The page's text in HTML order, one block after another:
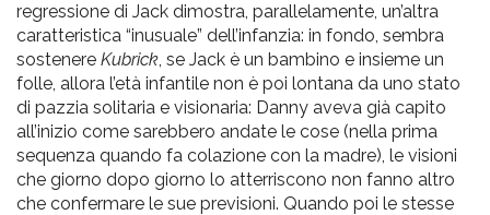
regressione di Jack dimostra, parallelamente, un’altra
caratteristica “inusuale” dell’infanzia: in fondo, sembra
sostenere Kubrick, se Jack è un bambino e insieme un
folle, allora l’età infantile non è poi lontana da uno stato
di pazzia solitaria e visionaria: Danny aveva già capito
all’inizio come sarebbero andate le cose (nella prima
sequenza quando fa colazione con la madre), le visioni
che giorno dopo giorno lo atterriscono non fanno altro
che confermare le sue previsioni. Quando poi le stesse